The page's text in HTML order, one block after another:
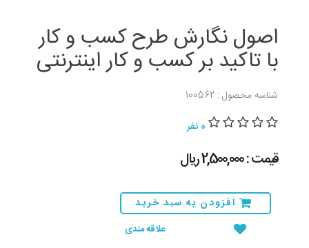
اصول نگارش طرح کسب و کار
با تاکید بر کسب و کار اینترنتی
شناسه محصول : 100562
0 نفر
قیمت : 2,500,000 ريال
افزودن به سبد خرید
علاقه مندی